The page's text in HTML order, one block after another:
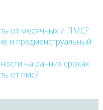
от месячных и ПМС?
и предменструальный
на ранних сроках
от пмс?